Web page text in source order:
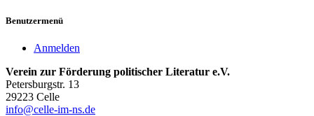
Benutzermenü
Anmelden
Verein zur Förderung politischer Literatur e.V.
Petersburgstr. 13
29223 Celle
info@celle-im-ns.de